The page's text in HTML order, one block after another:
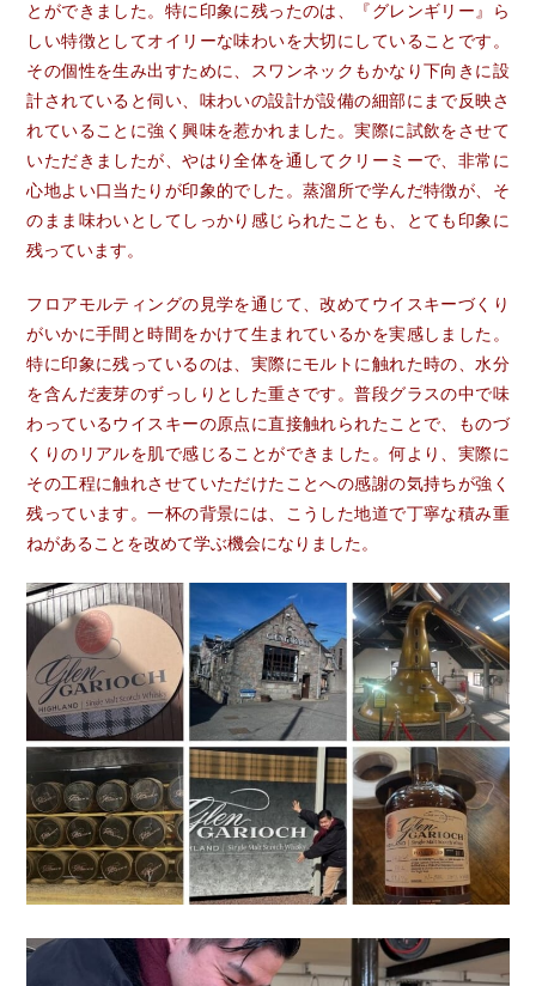
とができました。特に印象に残ったのは、『グレンギリー』ら
しい特徴としてオイリーな味わいを大切にしていることです。
その個性を生み出すために、スワンネックもかなり下向きに設
計されていると伺い、味わいの設計が設備の細部にまで反映さ
れていることに強く興味を惹かれました。実際に試飲をさせて
いただきましたが、やはり全体を通してクリーミーで、非常に
心地よい口当たりが印象的でした。蒸溜所で学んだ特徴が、そ
のまま味わいとしてしっかり感じられたことも、とても印象に
残っています。
フロアモルティングの見学を通じて、改めてウイスキーづくり
がいかに手間と時間をかけて生まれているかを実感しました。
特に印象に残っているのは、実際にモルトに触れた時の、水分
を含んだ麦芽のずっしりとした重さです。普段グラスの中で味
わっているウイスキーの原点に直接触れられたことで、ものづ
くりのリアルを肌で感じることができました。何より、実際に
その工程に触れさせていただけたことへの感謝の気持ちが強く
残っています。一杯の背景には、こうした地道で丁寧な積み重
ねがあることを改めて学ぶ機会になりました。